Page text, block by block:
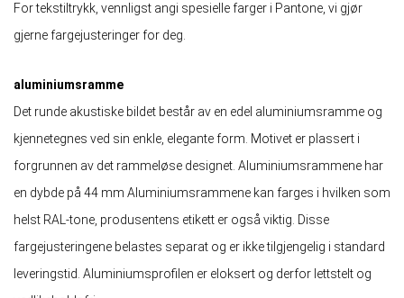
For tekstiltrykk, vennligst angi spesielle farger i Pantone, vi gjør
gjerne fargejusteringer for deg.
aluminiumsramme
Det runde akustiske bildet består av en edel aluminiumsramme og
kjennetegnes ved sin enkle, elegante form. Motivet er plassert i
forgrunnen av det rammeløse designet. Aluminiumsrammene har
en dybde på 44 mm Aluminiumsrammene kan farges i hvilken som
helst RAL-tone, produsentens etikett er også viktig. Disse
fargejusteringene belastes separat og er ikke tilgjengelig i standard
leveringstid. Aluminiumsprofilen er eloksert og derfor lettstelt og